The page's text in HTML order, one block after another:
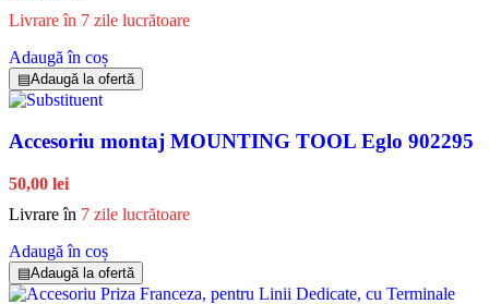
Livrare în 7 zile lucrătoare
Adaugă în coș
▤Adaugă la ofertă
Accesoriu montaj MOUNTING TOOL Eglo 902295
50,00 lei
Livrare în 7 zile lucrătoare
Adaugă în coș
▤Adaugă la ofertă